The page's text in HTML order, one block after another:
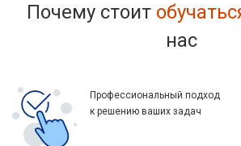
Почему стоит
нас
Профессиональный подход
к решению ваших задач